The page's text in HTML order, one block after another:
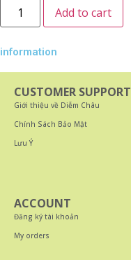
Add to cart
information
CUSTOMER SUPPORT
Giới thiệu về Diễm Châu
Chính Sách Bảo Mật
Lưu Ý
ACCOUNT
Đăng ký tài khoản
My orders